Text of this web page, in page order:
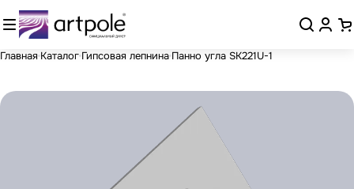
Главная Каталог Гипсовая лепнина Панно угла SK221U-1